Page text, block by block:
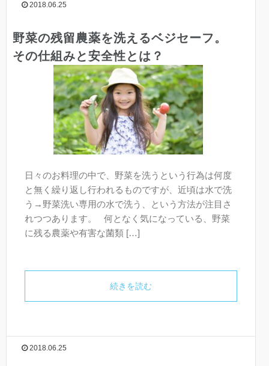
2018.06.25
野菜の残留農薬を洗えるベジセーフ。
その仕組みと安全性とは？
日々のお料理の中で、野菜を洗うという行為は何度
と無く繰り返し行われるものですが、近頃は水で洗
う→野菜洗い専用の水で洗う、という方法が注目さ
れつつあります。 何となく気になっている、野菜
に残る農薬や有害な菌類 […]
続きを読む
2018.06.25